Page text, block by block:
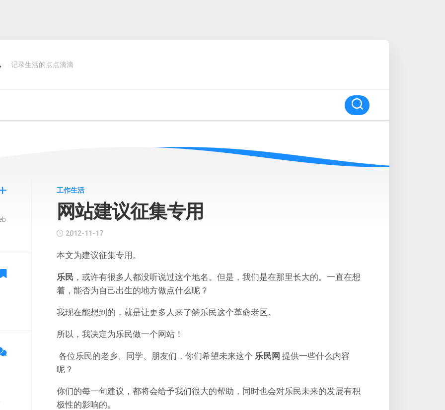
记录生活的点点滴滴
工作生活
网站建议征集专用
2012-11-17
本文为建议征集专用。
乐民 ，或许有很多人都没听说过这个地名。但是，我们是在那里长大的。一直在想
着，能否为自己出生的地方做点什么呢？
我现在能想到的，就是让更多人来了解乐民这个革命老区。
所以，我决定为乐民做一个网站！
各位乐民的老乡、同学、朋友们，你们希望未来这个 乐民网 提供一些什么内容
呢？
你们的每一句建议，都将会给予我们很大的帮助，同时也会对乐民未来的发展有积
极性的影响的。